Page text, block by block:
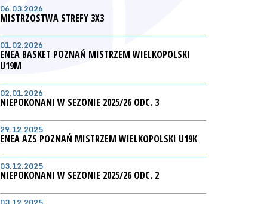
06.03.2026
MISTRZOSTWA STREFY 3X3
01.02.2026
ENEA BASKET POZNAŃ MISTRZEM WIELKOPOLSKI
U19M
02.01.2026
NIEPOKONANI W SEZONIE 2025/26 ODC. 3
29.12.2025
ENEA AZS POZNAŃ MISTRZEM WIELKOPOLSKI U19K
03.12.2025
NIEPOKONANI W SEZONIE 2025/26 ODC. 2